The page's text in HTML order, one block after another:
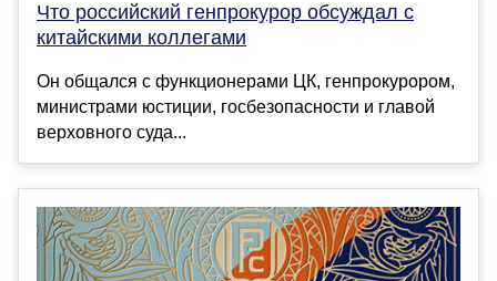
Что российский генпрокурор обсуждал с
китайскими коллегами
Он общался с функционерами ЦК, генпрокурором,
министрами юстиции, госбезопасности и главой
верховного суда...